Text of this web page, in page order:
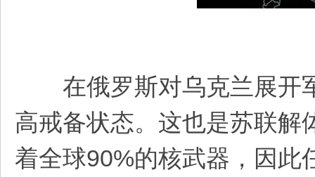
在俄罗斯对乌克兰展开军
高戒备状态。这也是苏联解
着全球90%的核武器，因此